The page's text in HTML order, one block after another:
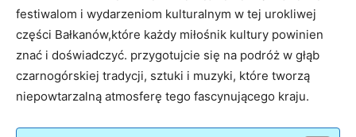
festiwalom⁢ i‍ wydarzeniom kulturalnym w tej urokliwej⁢
części Bałkanów,które każdy miłośnik kultury powinien
znać i doświadczyć. przygotujcie się na podróż w głąb
czarnogórskiej tradycji, sztuki i muzyki, które tworzą
niepowtarzalną ⁣atmosferę tego fascynującego⁣ kraju.